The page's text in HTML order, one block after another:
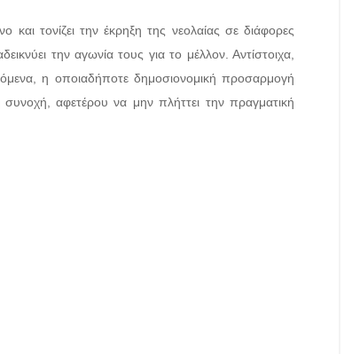
τονίζει την έκρηξη της νεολαίας σε διάφορες
την αγωνία τους για το μέλλον. Αντίστοιχα,
η οποιαδήποτε δημοσιονομική προσαρμογή
αφετέρου να μην πλήττει την πραγματική